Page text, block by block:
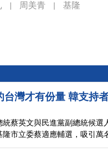
周美青 基隆
台灣才有份量 韓支持
蔡英文與民進黨副總統候選
市立委蔡適應輔選，吸引萬
家要用選票告訴全世界，台灣